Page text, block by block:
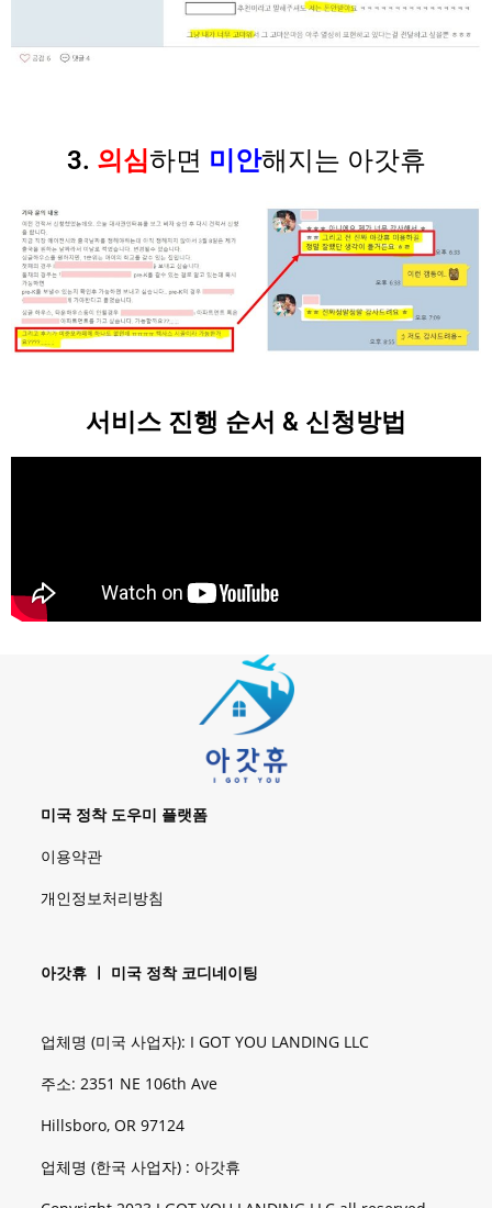
3. 의심하면 미안해지는 아갓휴
서비스 진행 순서 & 신청방법
미국 정착 도우미 플랫폼
이용약관
개인정보처리방침
아갓휴 ㅣ 미국 정착 코디네이팅
업체명 (미국 사업자): I GOT YOU LANDING LLC
주소: 2351 NE 106th Ave
Hillsboro, OR 97124
업체명 (한국 사업자) : 아갓휴